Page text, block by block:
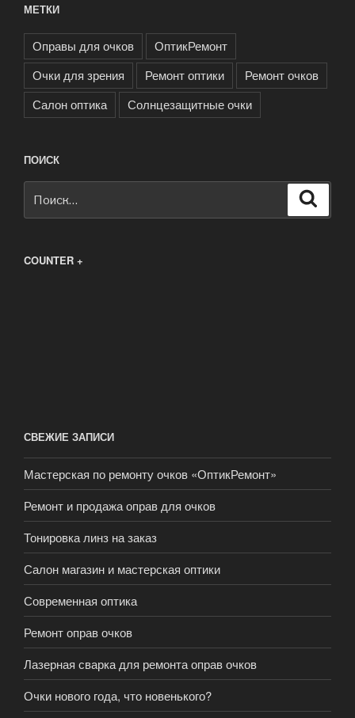
МЕТКИ
Оправы для очков
ОптикРемонт
Очки для зрения
Ремонт оптики
Ремонт очков
Салон оптика
Солнцезащитные очки
ПОИСК
COUNTER +
СВЕЖИЕ ЗАПИСИ
Мастерская по ремонту очков «ОптикРемонт»
Ремонт и продажа оправ для очков
Тонировка линз на заказ
Салон магазин и мастерская оптики
Современная оптика
Ремонт оправ очков
Лазерная сварка для ремонта оправ очков
Очки нового года, что новенького?